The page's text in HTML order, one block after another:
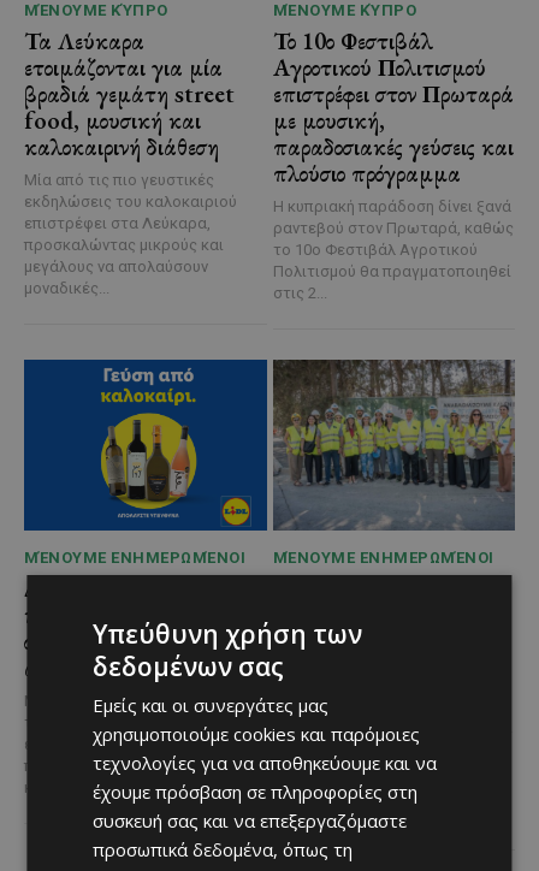
ΜΈΝΟΥΜΕ ΚΎΠΡΟ
Τα Λεύκαρα
ετοιμάζονται για μία
βραδιά γεμάτη street
food, μουσική και
καλοκαιρινή διάθεση
Μία από τις πιο γευστικές
εκδηλώσεις του καλοκαιριού
επιστρέφει στα Λεύκαρα,
προσκαλώντας μικρούς και
μεγάλους να απολαύσουν
μοναδικές...
ΜΈΝΟΥΜΕ ΚΎΠΡΟ
Το 10ο Φεστιβάλ
Αγροτικού Πολιτισμού
επιστρέφει στον Πρωταρά
με μουσική,
παραδοσιακές γεύσεις και
πλούσιο πρόγραμμα
Η κυπριακή παράδοση δίνει ξανά
ραντεβού στον Πρωταρά, καθώς
το 10ο Φεστιβάλ Αγροτικού
Πολιτισμού θα πραγματοποιηθεί
στις 2...
ΜΈΝΟΥΜΕ ΕΝΗΜΕΡΩΜΈΝΟΙ
Διεθνώς αναγνωρισμένα
κρασιά στην κορυφαία
σχέση ποιότητας-τιμής
από τη Lidl Κύπρου
Με σφραγίδα ποιότητας από
τους Masters of Wine, η κάβα της
εταιρείας συνδυάζει εξαιρετική
ποικιλία, διεθνείς διακρίσεις
και...
ΜΈΝΟΥΜΕ ΕΝΗΜΕΡΩΜΈΝΟΙ
χιλιομέτρων δικτύου
ύδρευσης στο κέντρο της
Έργο προϋπολογισμού €9,2 εκατ.
με συγχρηματοδότηση από την
Ε.Ε. Με τελετή που
πραγματοποιήθηκε το πρωί της
Πέμπτης, 6 Αυγούστου...
Υπεύθυνη χρήση των
δεδομένων σας
Εμείς και οι συνεργάτες μας
χρησιμοποιούμε cookies και παρόμοιες
τεχνολογίες για να αποθηκεύουμε και να
έχουμε πρόσβαση σε πληροφορίες στη
συσκευή σας και να επεξεργαζόμαστε
προσωπικά δεδομένα, όπως τη